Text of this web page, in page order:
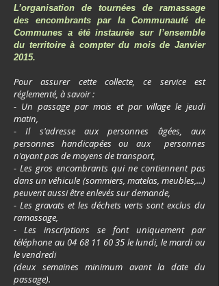
L’organisation de tournées de ramassage
des encombrants par la Communauté de
Communes a été instaurée sur l’ensemble
du territoire à compter du mois de Janvier
2015.
Pour assurer cette collecte, ce service est
réglementé, à savoir :
- Un passage par mois et par village le jeudi
matin,
- Il s'adresse aux personnes âgées, aux
personnes handicapées ou aux personnes
n'ayant pas de moyens de transport,
- Les gros encombrants qui ne contiennent pas
dans un véhicule (sommiers, matelas, meubles,...)
peuvent aussi être enlevés sur demande,
- Les gravats et les déchets verts sont exclus du
ramassage,
- Les inscriptions se font uniquement par
téléphone au04 68 11 60 35 le lundi, le mardi ou
le vendredi
(deux semaines minimum avant la date du
passage).